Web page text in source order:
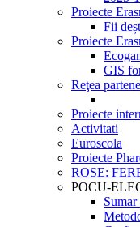
Proiecte
Fii
Proiecte
GIS
Reţea
Proiecte
Activitati
Euroscola
Proiecte
ROSE:
POCU-